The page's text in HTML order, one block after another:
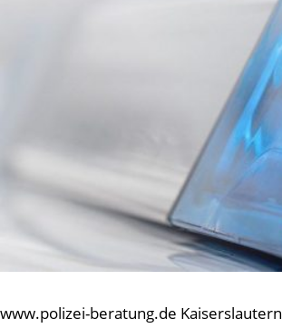
www.polizei-beratung.de Kaiserslautern